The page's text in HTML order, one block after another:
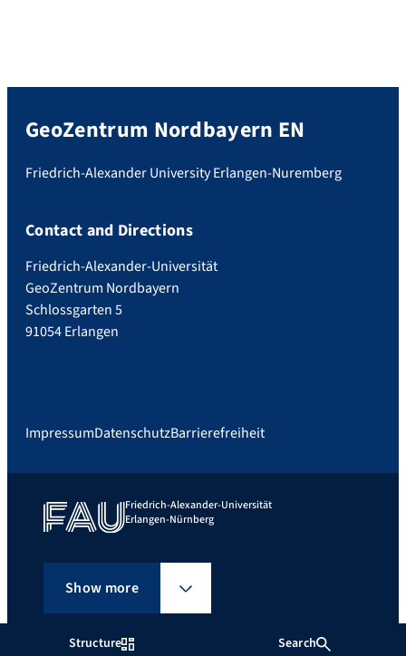
Structure Search
GeoZentrum Nordbayern EN
Friedrich-Alexander University Erlangen-Nuremberg
Contact and Directions
Friedrich-Alexander-Universität
GeoZentrum Nordbayern
Schlossgarten 5
91054 Erlangen
ImpressumDatenschutzBarrierefreiheit
Friedrich-Alexander-Universität
Erlangen-Nürnberg
Show more